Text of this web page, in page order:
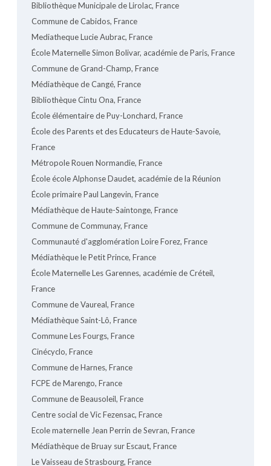
Bibliothèque Municipale de Lirolac, France
Commune de Cabidos, France
Mediatheque Lucie Aubrac, France
École Maternelle Simon Bolivar, académie de Paris, France
Commune de Grand-Champ, France
Médiathèque de Cangé, France
Bibliothèque Cintu Ona, France
École élémentaire de Puy-Lonchard, France
École des Parents et des Educateurs de Haute-Savoie,
France
Métropole Rouen Normandie, France
École école Alphonse Daudet, académie de la Réunion
École primaire Paul Langevin, France
Médiathèque de Haute-Saintonge, France
Commune de Communay, France
Communauté d'agglomération Loire Forez, France
Médiathèque le Petit Prince, France
École Maternelle Les Garennes, académie de Créteil,
France
Commune de Vaureal, France
Médiathèque Saint-Lô, France
Commune Les Fourgs, France
Cinécyclo, France
Commune de Harnes, France
FCPE de Marengo, France
Commune de Beausoleil, France
Centre social de Vic Fezensac, France
Ecole maternelle Jean Perrin de Sevran, France
Médiathèque de Bruay sur Escaut, France
Le Vaisseau de Strasbourg, France